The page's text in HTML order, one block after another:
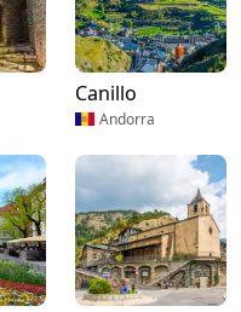
Canillo
Andorra